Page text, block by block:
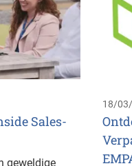
Sales-
geweldige
18/